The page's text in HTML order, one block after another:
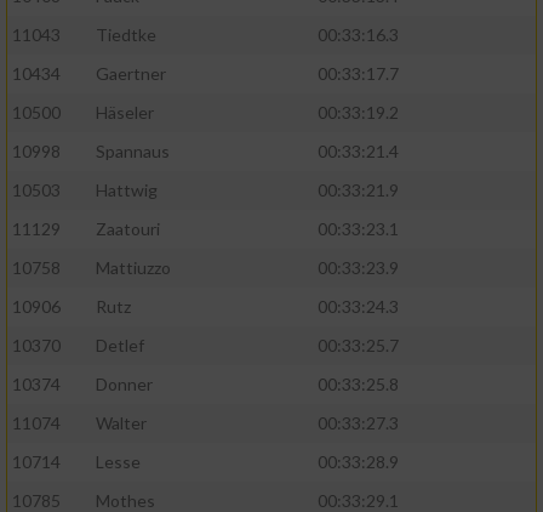
11043
Tiedtke
00:33:16.3
10434
Gaertner
00:33:17.7
10500
Häseler
00:33:19.2
10998
Spannaus
00:33:21.4
10503
Hattwig
00:33:21.9
11129
Zaatouri
00:33:23.1
10758
Mattiuzzo
00:33:23.9
10906
Rutz
00:33:24.3
10370
Detlef
00:33:25.7
10374
Donner
00:33:25.8
11074
Walter
00:33:27.3
10714
Lesse
00:33:28.9
10785
Mothes
00:33:29.1